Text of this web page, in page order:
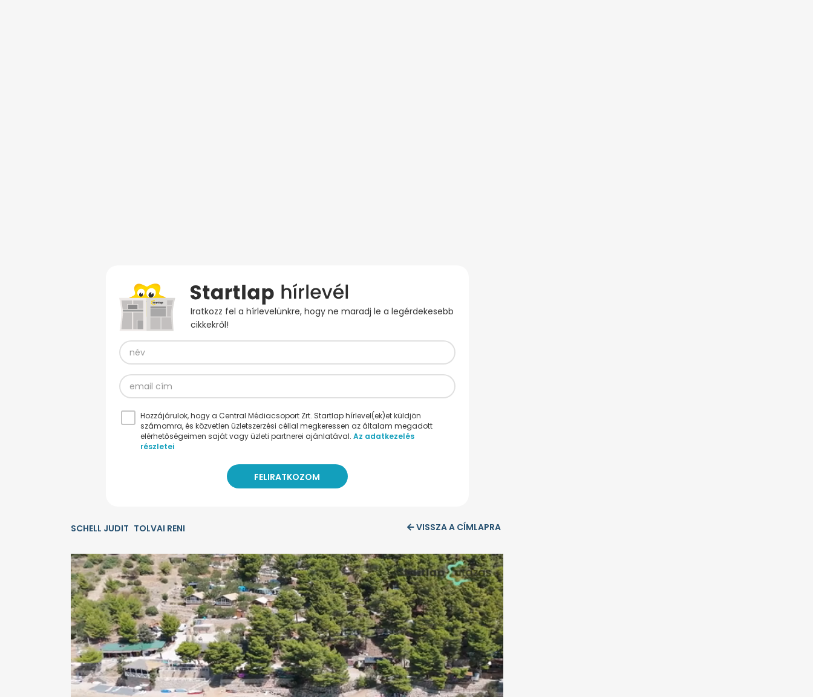
Iratkozz fel a hírlevelünkre, hogy ne maradj le a legérdekesebb
cikkekről!
Hozzájárulok, hogy a Central Médiacsoport Zrt. Startlap hírlevel(ek)et küldjön
számomra, és közvetlen üzletszerzési céllal megkeressen az általam megadott
elérhetőségeimen saját vagy üzleti partnerei ajánlatával. Az adatkezelés
részletei
SCHELL JUDIT TOLVAI RENI VISSZA A CÍMLAPRA